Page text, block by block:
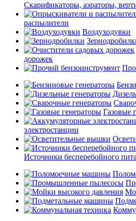
Скарификаторы, аэраторы,
распылители
Воздуходувки
дорожек
Газовые
электростанции
Источники бесперебойного